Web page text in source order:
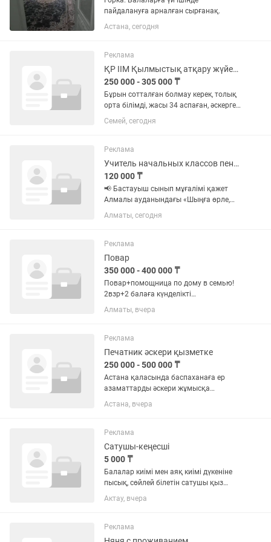
пайдалануға арналған сырғанақ.
Астана, сегодня
Реклама
ҚР ІІМ Қылмыстық атқару жүйесі қызметкері (офицер және сержант)
250 000 - 305 000 ₸
Бұрын сотталған болмау керек, толық
орта білімді, жасы 34 аспаған, әскерге
жарамды (әскерде болу міндетті емес).
Толық мемлекеттік қызмет, тұрғын үй
Семей, сегодня
Реклама
Учитель начальных классов пенсионер
120 000 ₸
📢 Бастауыш сынып мұғалімі қажет
Алмалы ауданындағы «Шыңға өрле,
биікке самға» әлеуметтік клубқа
бастауыш сынып мұғалімі қажет.
кестесі: 5/2 🔹 Уақыты: 1 ауысымға...
Алматы, сегодня
Реклама
Повар
350 000 - 400 000 ₸
Повар+помощница по дому в семью!
2взр+2 балаға күнделікті
дәмді,пайдалы тағамдар жасау ж/е уй
шаруасын жасау.Семьяда опыты
керек.Можно с проживанием.Бөлек үй...
Алматы, вчера
Реклама
Печатник әскери қызметке
250 000 - 500 000 ₸
Астана қаласында баспаханаға ер
азаматтарды әскери жұмысқа
шақырамыз. Үміткерлер келесі
талаптарға сай болуы керек: - жасы 26
Астана, вчера
Реклама
Сатушы-кеңесші
5 000 ₸
Балалар киімі мен аяқ киімі дүкеніне
пысық, сөйлей білетін сатушы қыз
жұмысқа шақырылады! 👗👟 Бізге
керек қыз: ✅ Клиентпен еркін сөйлесе
✅ Пысық, шапшаң,...
Актау, вчера
Реклама